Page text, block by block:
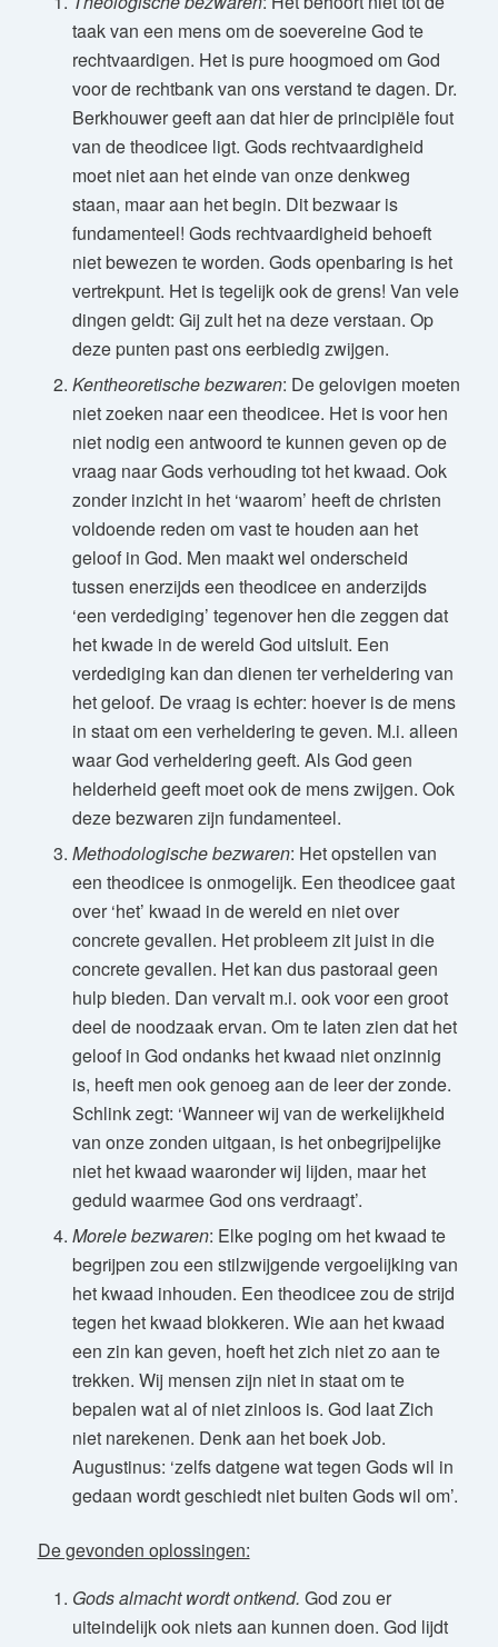
taak van een mens om de soevereine God te
rechtvaardigen. Het is pure hoogmoed om God
voor de rechtbank van ons verstand te dagen. Dr.
Berkhouwer geeft aan dat hier de principiële fout
van de theodicee ligt. Gods rechtvaardigheid
moet niet aan het einde van onze denkweg
staan, maar aan het begin. Dit bezwaar is
fundamenteel! Gods rechtvaardigheid behoeft
niet bewezen te worden. Gods openbaring is het
vertrekpunt. Het is tegelijk ook de grens! Van vele
dingen geldt: Gij zult het na deze verstaan. Op
deze punten past ons eerbiedig zwijgen.
Kentheoretische bezwaren: De gelovigen moeten
niet zoeken naar een theodicee. Het is voor hen
niet nodig een antwoord te kunnen geven op de
vraag naar Gods verhouding tot het kwaad. Ook
zonder inzicht in het ‘waarom’ heeft de christen
voldoende reden om vast te houden aan het
geloof in God. Men maakt wel onderscheid
tussen enerzijds een theodicee en anderzijds
‘een verdediging’ tegenover hen die zeggen dat
het kwade in de wereld God uitsluit. Een
verdediging kan dan dienen ter verheldering van
het geloof. De vraag is echter: hoever is de mens
in staat om een verheldering te geven. M.i. alleen
waar God verheldering geeft. Als God geen
helderheid geeft moet ook de mens zwijgen. Ook
deze bezwaren zijn fundamenteel.
Methodologische bezwaren: Het opstellen van
een theodicee is onmogelijk. Een theodicee gaat
over ‘het’ kwaad in de wereld en niet over
concrete gevallen. Het probleem zit juist in die
concrete gevallen. Het kan dus pastoraal geen
hulp bieden. Dan vervalt m.i. ook voor een groot
deel de noodzaak ervan. Om te laten zien dat het
geloof in God ondanks het kwaad niet onzinnig
is, heeft men ook genoeg aan de leer der zonde.
Schlink zegt: ‘Wanneer wij van de werkelijkheid
van onze zonden uitgaan, is het onbegrijpelijke
niet het kwaad waaronder wij lijden, maar het
geduld waarmee God ons verdraagt’.
Morele bezwaren: Elke poging om het kwaad te
begrijpen zou een stilzwijgende vergoelijking van
het kwaad inhouden. Een theodicee zou de strijd
tegen het kwaad blokkeren. Wie aan het kwaad
een zin kan geven, hoeft het zich niet zo aan te
trekken. Wij mensen zijn niet in staat om te
bepalen wat al of niet zinloos is. God laat Zich
niet narekenen. Denk aan het boek Job.
Augustinus: ‘zelfs datgene wat tegen Gods wil in
gedaan wordt geschiedt niet buiten Gods wil om’.
De gevonden oplossingen:
Gods almacht wordt ontkend. God zou er
uiteindelijk ook niets aan kunnen doen. God lijdt